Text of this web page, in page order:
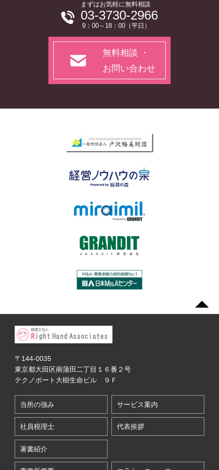
まずはお気軽に無料相談
03-3730-2966
9：00～18：00（平日）
無料相談 ・
お問い合わせ
〒144-0035
東京都大田区南蒲田二丁目１６番２号
テクノポート大樹生命ビル ９Ｆ
当所の強み サービス案内
社員税理士 代表挨拶
著書紹介